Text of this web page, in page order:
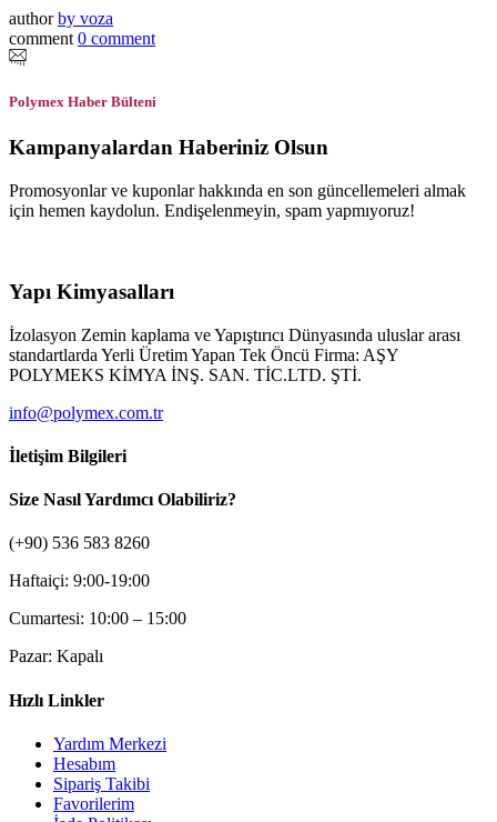
authorby voza
comment 0 comment
Polymex Haber Bülteni
Kampanyalardan Haberiniz Olsun
Promosyonlar ve kuponlar hakkında en son güncellemeleri almak
için hemen kaydolun. Endişelenmeyin, spam yapmıyoruz!
Yapı Kimyasalları
İzolasyon Zemin kaplama ve Yapıştırıcı Dünyasında uluslar arası
standartlarda Yerli Üretim Yapan Tek Öncü Firma: AŞY
POLYMEKS KİMYA İNŞ. SAN. TİC.LTD. ŞTİ.
info@polymex.com.tr
İletişim Bilgileri
Size Nasıl Yardımcı Olabiliriz?
(+90) 536 583 8260
Haftaiçi: 9:00-19:00
Cumartesi: 10:00 – 15:00
Pazar: Kapalı
Hızlı Linkler
Yardım Merkezi
Hesabım
Sipariş Takibi
Favorilerim